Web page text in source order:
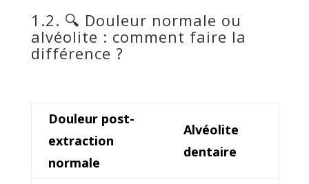
1.2. 🔍 Douleur normale ou
alvéolite : comment faire la
différence ?
Douleur post-
extraction
normale
Alvéolite
dentaire